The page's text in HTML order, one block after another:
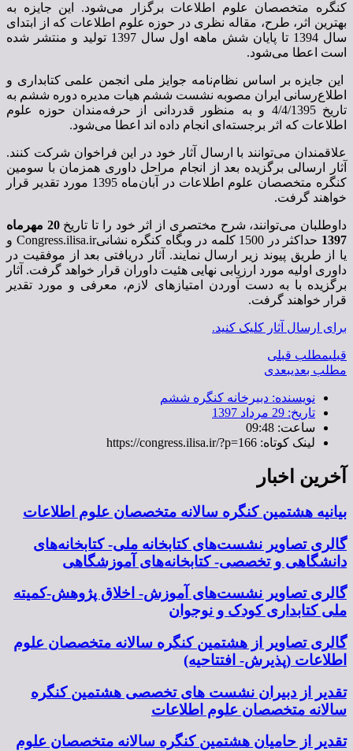
کنگره متخصصان علوم اطلاعات برگزار می‌شود. این جایزه‌ به
بهترین اثر، طرح، مقاله نظری در حوزه علوم اطلاعات که از ابتدای
سال 1394 تا پایان شش ماهه اول سال 1397 تولید و منتشر شده
است اعطا می‌شود.
این جایزه بر اساس نظام‌نامه جوایز ملی انجمن علمی کتابداری و
اطلاع‌رسانی ایران مصوبه نشست ششم هیات مدیره دوره ششم به
تاریخ 4/4/1395 و به منظور قدردانی از حرفه‌مندان حوزه علوم
اطلاعات که اثر برجسته‌ای انجام داده اند اعطا می‌شود.
علاقمندان می‌توانند با ارسال آثار خود در این فراخوان شرکت کنند.
آثار ارسالی برگزیده بعد از انجام مراحل داوری همزمان با سومین
کنگره متخصصان علوم اطلاعات در آبان‌ماه 1395 مورد تقدیر قرار
خواهند گرفت.
داوطلبان می‌توانند، شرح مختصری از اثر خود را تا تاریخ
20 مهرماه
1397
حداکثر در 1500 کلمه در وبگاه کنگره نشانیCongress.ilisa.ir و
یا از طریق پیوند زیر ارسال نمایند. آثار دریافتی بعد از موفقیت در
داوری اولیه مورد ارزیابی نهایی هئیت داوران قرار خواهد گرفت. آثار
برگزیده با به دست آوردن امتیازهای لازم، معرفی و مورد تقدیر
قرار خواهند گرفت.
برای ارسال آثار کلیک کنید.
قبلیمطلب قبلی
مطلب بعدیبعدی
نویسنده: دبیرخانه کنگره ششم
تاریخ: 29 مرداد 1397
ساعت: 09:48
لینک کوتاه: https://congress.ilisa.ir/?p=166
آخرین اخبار
بیانیه هشتمین کنگره سالانه متخصصان علوم اطلاعات
گالری تصاویر نشست‌های کتابخانه ملی- کتابخانه‌های
دانشگاهی و تخصصی- کتابخانه‌های آموزشگاهی
گالری تصاویر نشست‌های آموزش- اخلاق پژوهش-کمیته
ملی کتابداری کودک و نوجوان
گالری تصاویر از هشتمین کنگره سالانه متخصصان علوم
اطلاعات (پذیرش- افتتاحیه)
تقدیر از دبیران نشست های تخصصی هشتمین کنگره
سالانه متخصصان علوم اطلاعات
تقدیر از حامیان هشتمین کنگره سالانه متخصصان علوم